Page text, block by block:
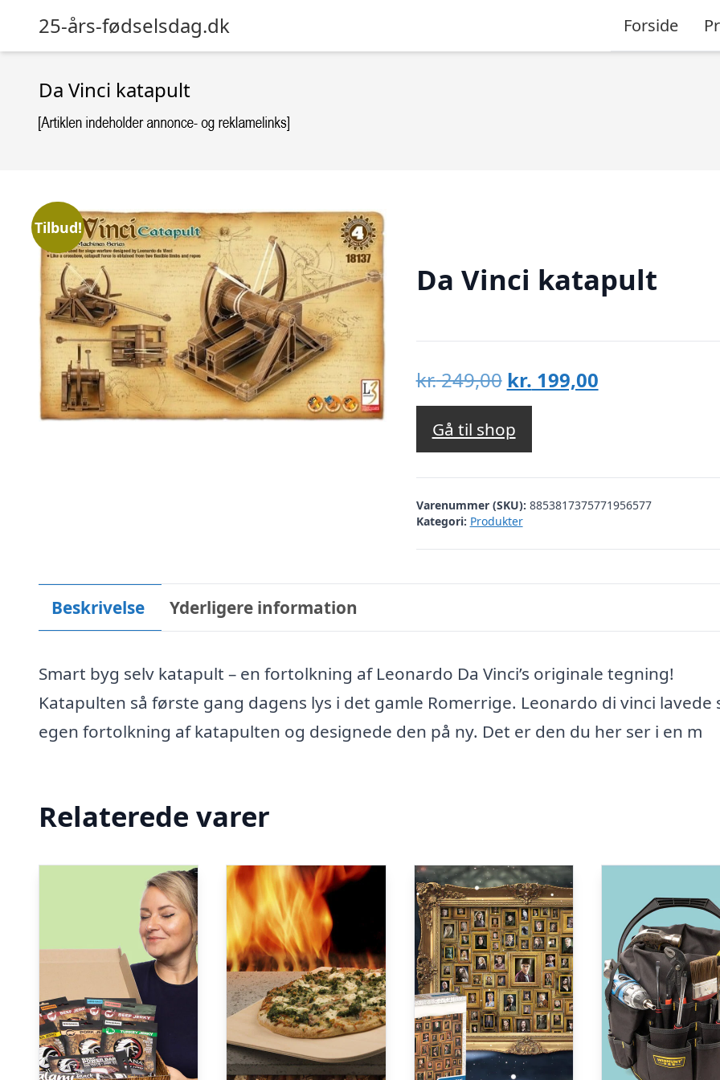
25-års-fødselsdag.dk Forside
Da Vinci katapult
Tilbud!
Da Vinci katapult
kr.249,00 Den
oprindelige
pris
var:
kr. 249,00.
kr. 199,00Den
kr. 199,00.
Gå til shop
Varenummer (SKU): 8853817375771956577
Kategori: Produkter
Beskrivelse Yderligere information
Smart byg selv katapult – en fortolkning af Leonardo Da Vinci’s originale tegning!
Katapulten så første gang dagens lys i det gamle Romerrige. Leonardo di vinci lavede
egen fortolkning af katapulten og designede den på ny. Det er den du her ser i en m
Relaterede varer